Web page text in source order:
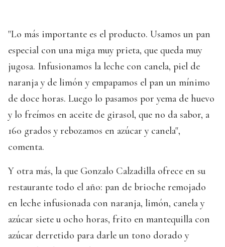
"Lo más importante es el producto. Usamos un pan
especial con una miga muy prieta, que queda muy
jugosa. Infusionamos la leche con canela, piel de
naranja y de limón y empapamos el pan un mínimo
de doce horas. Luego lo pasamos por yema de huevo
y lo freímos en aceite de girasol, que no da sabor, a
160 grados y rebozamos en azúcar y canela",
comenta.
Y otra más, la que Gonzalo Calzadilla ofrece en su
restaurante todo el año: pan de brioche remojado
en leche infusionada con naranja, limón, canela y
azúcar siete u ocho horas, frito en mantequilla con
azúcar derretido para darle un tono dorado y